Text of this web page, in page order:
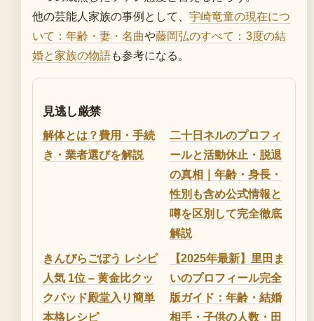
他の芸能人家族の事例として、 宇崎竜童の現在につ
いて：年齢・妻・名曲や藤岡弘のすべて：3度の結
婚と家族の物語も参考になる。
見逃し厳禁
解体とは？費用・手続
き・業者選びを解説
二十日ネルのプロフィ
ールと活動休止・脱退
の真相｜年齢・身長・
性別も含め公式情報と
噂を区別して完全徹底
解説
きんぴらごぼう レシピ
人気 1位 – 黄金比クッ
クパッド殿堂入り簡単
本格レシピ
【2025年最新】里田ま
いのプロフィール完全
版ガイド：年齢・結婚
相手・子供の人数・田